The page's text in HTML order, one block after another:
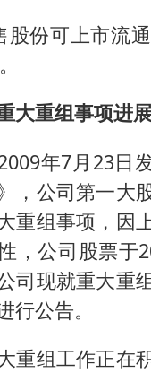
股份可上市流
大重组事项进展
年7月23日
，公司第一大
重组事项，因
，公司股票于
司现就重大重
行公告。
重组工作正在